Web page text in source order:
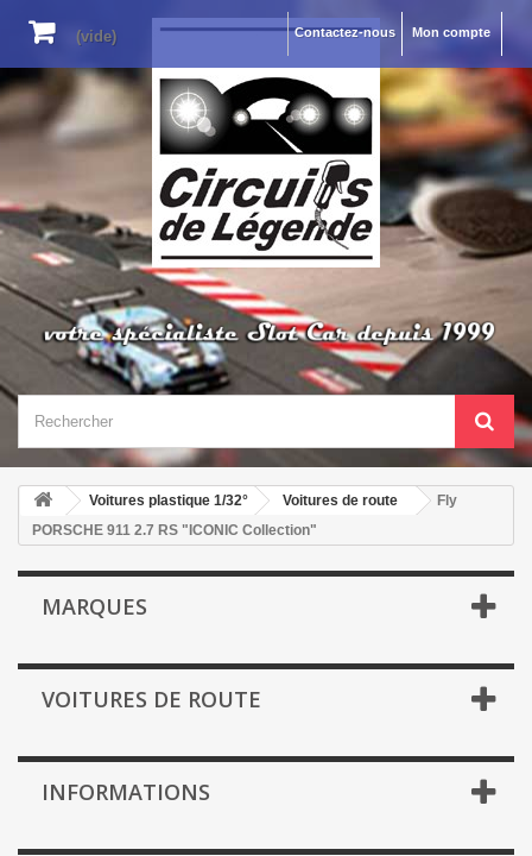
Mon compte
Contactez-nous
(vide)
Voitures plastique 1/32° Voitures de route
Fly
PORSCHE 911 2.7 RS "ICONIC Collection"
MARQUES
VOITURES DE ROUTE
INFORMATIONS